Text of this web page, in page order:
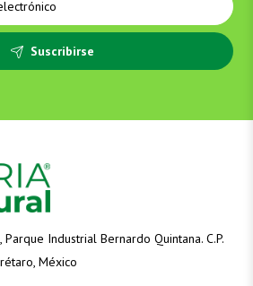
Suscribirse
Parque Industrial Bernardo Quintana. C.P.
México